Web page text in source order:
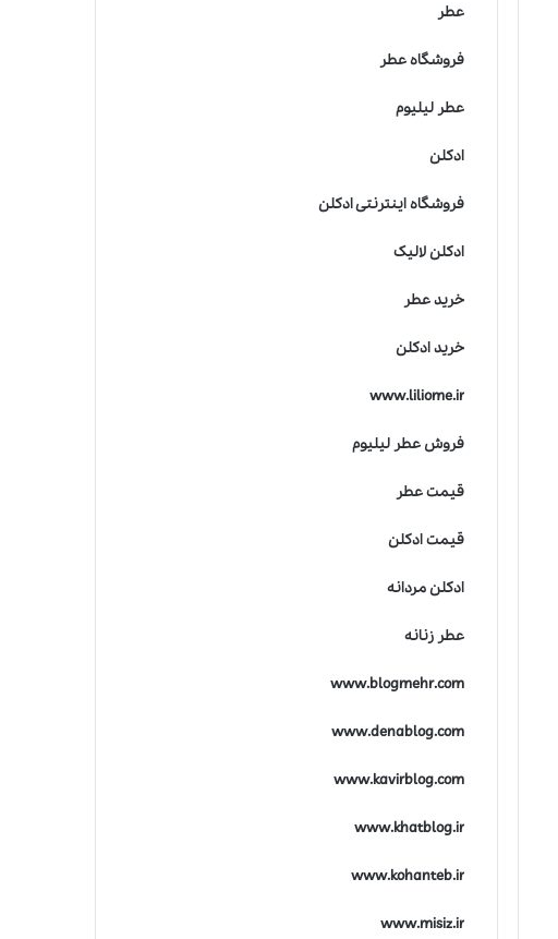
عطر
فروشگاه عطر
عطر لیلیوم
ادکلن
فروشگاه اینترنتی ادکلن
ادکلن لالیک
خرید عطر
خرید ادکلن
www.liliome.ir
فروش عطر لیلیوم
قیمت عطر
قیمت ادکلن
ادکلن مردانه
عطر زنانه
www.blogmehr.com
www.denablog.com
www.kavirblog.com
www.khatblog.ir
www.kohanteb.ir
www.misiz.ir